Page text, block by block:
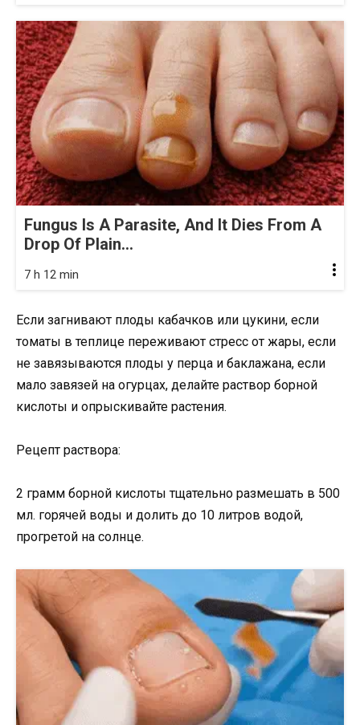
Fungus Is A Parasite, And It Dies From A
Drop Of Plain...
7 h 12 min
Если загнивают плоды кабачков или цукини, если
томаты в теплице переживают стресс от жары, если
не завязываются плоды у перца и баклажана, если
мало завязей на огурцах, делайте раствор борной
кислоты и опрыскивайте растения.
Рецепт раствора:
2 грамм борной кислоты тщательно размешать в 500
мл. горячей воды и долить до 10 литров водой,
прогретой на солнце.